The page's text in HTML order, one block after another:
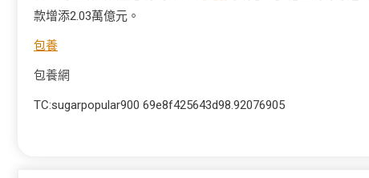
款增添2.03萬億元。
包養
包養網
TC:sugarpopular900 69e8f425643d98.92076905